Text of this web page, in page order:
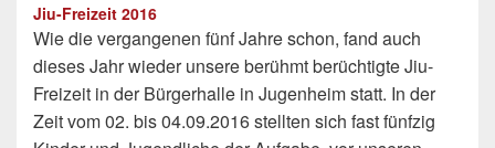
Jiu-Freizeit 2016
Wie die vergangenen fünf Jahre schon, fand auch
dieses Jahr wieder unsere berühmt berüchtigte Jiu-
Freizeit in der Bürgerhalle in Jugenheim statt. In der
Zeit vom 02. bis 04.09.2016 stellten sich fast fünfzig